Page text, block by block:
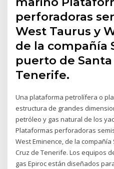
perforadoras
West Taurus y
de la compañía
puerto de Santa
Tenerife.
Una plataforma petrolífera o
estructura de grandes
petróleo y gas natural de los
Plataformas perforadoras
West Eminence, de la
Cruz de Tenerife. Los equipos
gas Epiroc están diseñados